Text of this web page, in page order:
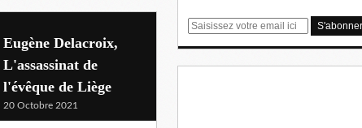
Eugène Delacroix,
L'assassinat de
l'évêque de Liège
20 Octobre 2021
E